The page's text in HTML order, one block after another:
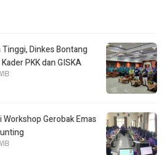
Tinggi, Dinkes Bontang
PKK dan GISKA
Gerobak Emas